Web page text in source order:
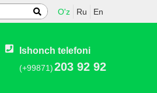
O'z Ru En
Ishonch telefoni
(+99871)203 92 92